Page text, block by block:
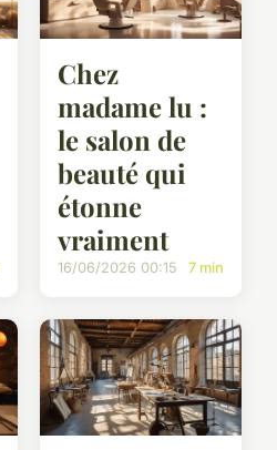
Chez
madame lu :
le salon de
beauté qui
étonne
vraiment
16/06/2026 00:15 7 min